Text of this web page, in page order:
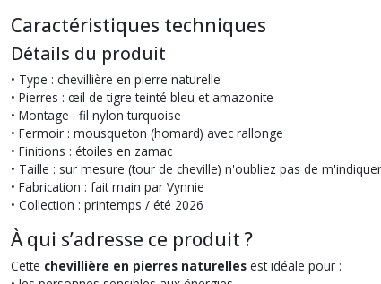
Caractéristiques techniques
Détails du produit
• Type : chevillière en pierre naturelle
• Pierres : œil de tigre teinté bleu et amazonite
• Montage : fil nylon turquoise
• Fermoir : mousqueton (homard) avec rallonge
• Finitions : étoiles en zamac
• Taille : sur mesure (tour de cheville) n'oubliez pas de
• Fabrication : fait main par Vynnie
• Collection : printemps / été 2026
À qui s’adresse ce produit ?
Cette chevillière en pierres naturelles est idéale pour :